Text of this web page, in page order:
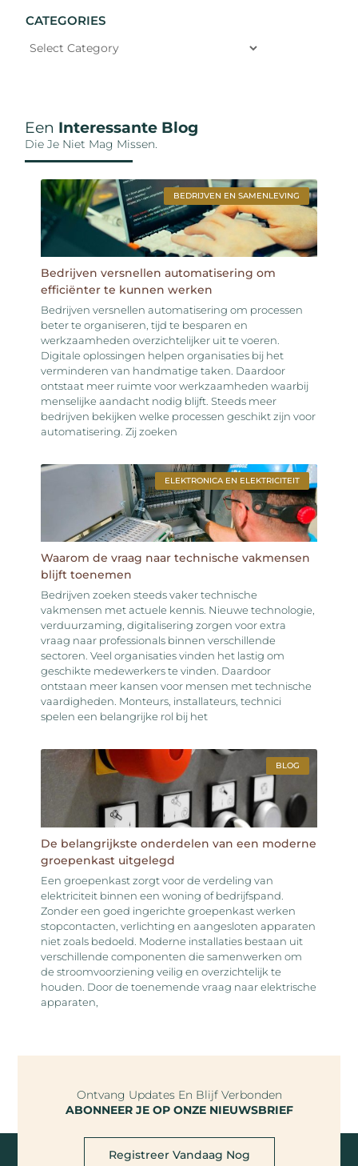
CATEGORIES
Een Interessante Blog
Die Je Niet Mag Missen.
BEDRIJVEN EN SAMENLEVING
Bedrijven versnellen automatisering om
efficiënter te kunnen werken
Bedrijven versnellen automatisering om processen
beter te organiseren, tijd te besparen en
werkzaamheden overzichtelijker uit te voeren.
Digitale oplossingen helpen organisaties bij het
verminderen van handmatige taken. Daardoor
ontstaat meer ruimte voor werkzaamheden waarbij
menselijke aandacht nodig blijft. Steeds meer
bedrijven bekijken welke processen geschikt zijn voor
automatisering. Zij zoeken
ELEKTRONICA EN ELEKTRICITEIT
Waarom de vraag naar technische vakmensen
blijft toenemen
Bedrijven zoeken steeds vaker technische
vakmensen met actuele kennis. Nieuwe technologie,
verduurzaming, digitalisering zorgen voor extra
vraag naar professionals binnen verschillende
sectoren. Veel organisaties vinden het lastig om
geschikte medewerkers te vinden. Daardoor
ontstaan meer kansen voor mensen met technische
vaardigheden. Monteurs, installateurs, technici
spelen een belangrijke rol bij het
BLOG
De belangrijkste onderdelen van een moderne
groepenkast uitgelegd
Een groepenkast zorgt voor de verdeling van
elektriciteit binnen een woning of bedrijfspand.
Zonder een goed ingerichte groepenkast werken
stopcontacten, verlichting en aangesloten apparaten
niet zoals bedoeld. Moderne installaties bestaan uit
verschillende componenten die samenwerken om
de stroomvoorziening veilig en overzichtelijk te
houden. Door de toenemende vraag naar elektrische
apparaten,
Ontvang Updates En Blijf Verbonden
ABONNEER JE OP ONZE NIEUWSBRIEF
Registreer Vandaag Nog